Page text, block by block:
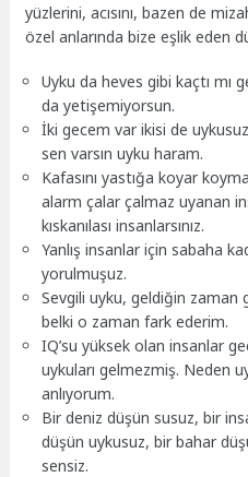
yüzlerini, acısını, bazen de
özel anlarında bize eşlik eden
Uyku da heves gibi kaçtı mı
da yetişemiyorsun.
İki gecem var ikisi de
sen varsın uyku haram.
Kafasını yastığa koyar
alarm çalar çalmaz uyanan
kıskanılası insanlarsınız.
Yanlış insanlar için sabaha
yorulmuşuz.
Sevgili uyku, geldiğin zaman
belki o zaman fark ederim.
IQ’su yüksek olan insanlar
uykuları gelmezmiş. Neden
anlıyorum.
Bir deniz düşün susuz, bir
düşün uykusuz, bir bahar
sensiz.